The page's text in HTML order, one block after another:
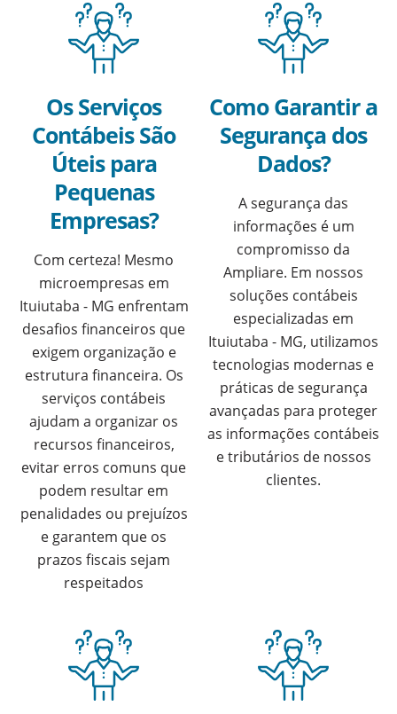
Os Serviços
Contábeis São
Úteis para
Pequenas
Empresas?
Com certeza! Mesmo
microempresas em
Ituiutaba - MG enfrentam
desafios financeiros que
exigem organização e
estrutura financeira. Os
serviços contábeis
ajudam a organizar os
recursos financeiros,
evitar erros comuns que
podem resultar em
penalidades ou prejuízos
e garantem que os
prazos fiscais sejam
respeitados
Como Garantir a
Segurança dos
Dados?
A segurança das
informações é um
compromisso da
Ampliare. Em nossos
soluções contábeis
especializadas em
Ituiutaba - MG, utilizamos
tecnologias modernas e
práticas de segurança
avançadas para proteger
as informações contábeis
e tributários de nossos
clientes.